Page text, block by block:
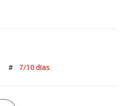
# 7/10 días